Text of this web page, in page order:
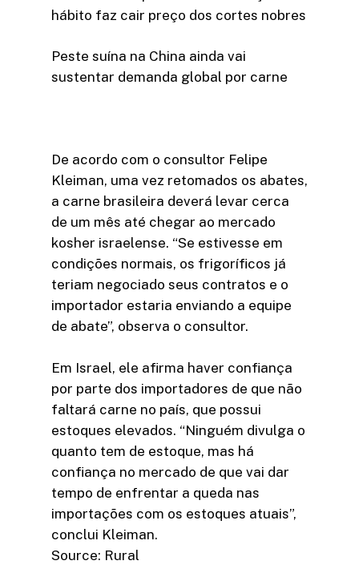
hábito faz cair preço dos cortes nobres
Peste suína na China ainda vai
sustentar demanda global por carne
De acordo com o consultor Felipe
Kleiman, uma vez retomados os abates,
a carne brasileira deverá levar cerca
de um mês até chegar ao mercado
kosher israelense. “Se estivesse em
condições normais, os frigoríficos já
teriam negociado seus contratos e o
importador estaria enviando a equipe
de abate”, observa o consultor.
Em Israel, ele afirma haver confiança
por parte dos importadores de que não
faltará carne no país, que possui
estoques elevados. “Ninguém divulga o
quanto tem de estoque, mas há
confiança no mercado de que vai dar
tempo de enfrentar a queda nas
importações com os estoques atuais”,
conclui Kleiman.
Source: Rural